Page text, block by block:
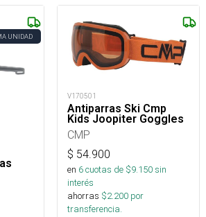
UNIDAD
V170501
Antiparras Ski Cmp
Kids Joopiter Goggles
CMP
$ 54.900
en 6cuotas de $9.150sin
interés
ahorras $2.200 por
transferencia.